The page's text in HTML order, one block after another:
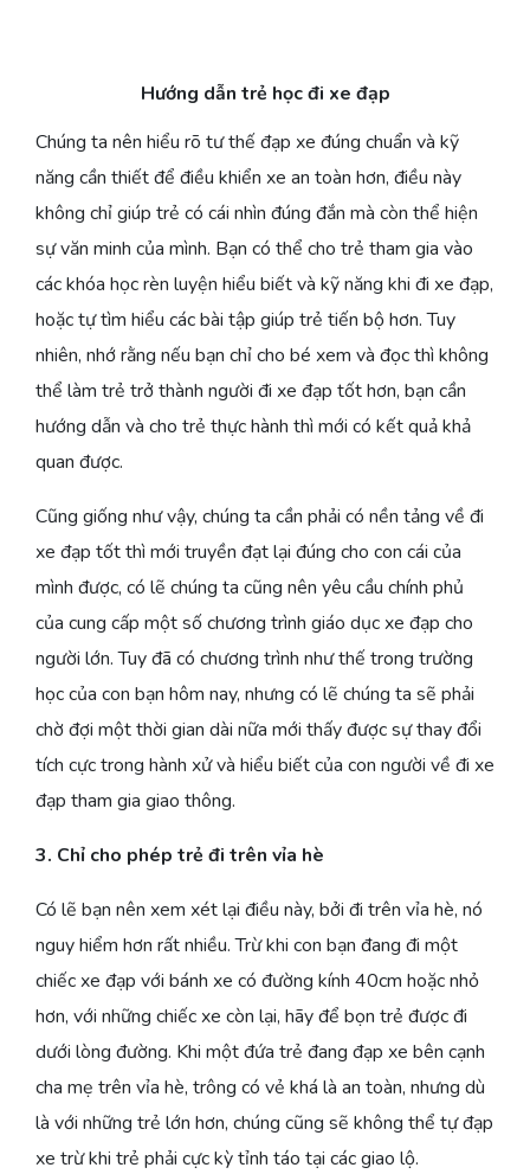
Hướng dẫn trẻ học đi xe đạp
Chúng ta nên hiểu rõ tư thế đạp xe đúng chuẩn và kỹ
năng cần thiết để điều khiển xe an toàn hơn, điều này
không chỉ giúp trẻ có cái nhìn đúng đắn mà còn thể hiện
sự văn minh của mình. Bạn có thể cho trẻ tham gia vào
các khóa học rèn luyện hiểu biết và kỹ năng khi đi xe đạp,
hoặc tự tìm hiểu các bài tập giúp trẻ tiến bộ hơn. Tuy
nhiên, nhớ rằng nếu bạn chỉ cho bé xem và đọc thì không
thể làm trẻ trở thành người đi xe đạp tốt hơn, bạn cần
hướng dẫn và cho trẻ thực hành thì mới có kết quả khả
quan được.
Cũng giống như vậy, chúng ta cần phải có nền tảng về đi
xe đạp tốt thì mới truyền đạt lại đúng cho con cái của
mình được, có lẽ chúng ta cũng nên yêu cầu chính phủ
của cung cấp một số chương trình giáo dục xe đạp cho
người lớn. Tuy đã có chương trình như thế trong trường
học của con bạn hôm nay, nhưng có lẽ chúng ta sẽ phải
chờ đợi một thời gian dài nữa mới thấy được sự thay đổi
tích cực trong hành xử và hiểu biết của con người về đi xe
đạp tham gia giao thông.
3. Chỉ cho phép trẻ đi trên vỉa hè
Có lẽ bạn nên xem xét lại điều này, bởi đi trên vỉa hè, nó
nguy hiểm hơn rất nhiều. Trừ khi con bạn đang đi một
chiếc xe đạp với bánh xe có đường kính 40cm hoặc nhỏ
hơn, với những chiếc xe còn lại, hãy để bọn trẻ được đi
dưới lòng đường. Khi một đứa trẻ đang đạp xe bên cạnh
cha mẹ trên vỉa hè, trông có vẻ khá là an toàn, nhưng dù
là với những trẻ lớn hơn, chúng cũng sẽ không thể tự đạp
xe trừ khi trẻ phải cực kỳ tỉnh táo tại các giao lộ.